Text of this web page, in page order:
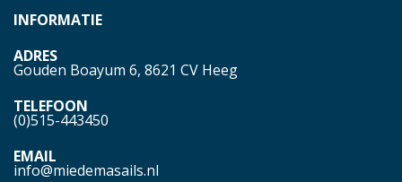
INFORMATIE
ADRES
Gouden Boayum 6, 8621 CV Heeg
TELEFOON
(0)515-443450
EMAIL
info@miedemasails.nl